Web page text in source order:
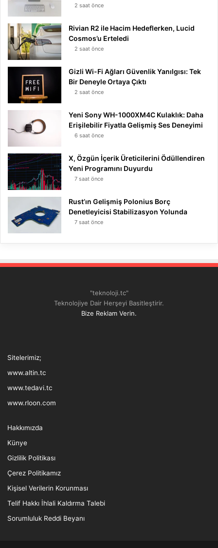
2 saat önce
Rivian R2 ile Hacim Hedeflerken, Lucid
Cosmos’u Erteledi
2 saat önce
Gizli Wi-Fi Ağları Güvenlik Yanılgısı: Tek
Bir Deneyle Ortaya Çıktı
2 saat önce
Yeni Sony WH-1000XM4C Kulaklık: Daha
Erişilebilir Fiyatla Gelişmiş Ses Deneyimi
6 saat önce
X, Özgün İçerik Üreticilerini Ödüllendiren
Yeni Programını Duyurdu
7 saat önce
Rust’ın Gelişmiş Polonius Borç
Denetleyicisi Stabilizasyon Yolunda
7 saat önce
"teknoloji.tc"
Teknolojiye Dair Herşeyi Basitleştirir.
Bize Reklam Verin.
Sitelerimiz;
www.altin.tc
www.tedavi.tc
www.rloon.com
Hakkımızda
Künye
Gizlilik Politikası
Çerez Politikamız
Kişisel Verilerin Korunması
Telif Hakkı İhlali Kaldırma Talebi
Sorumluluk Reddi Beyanı